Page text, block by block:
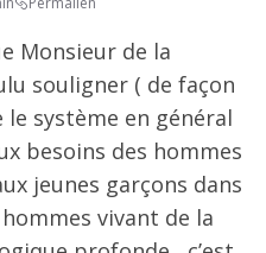
Monsieur de la
souligner ( de façon
système en général
besoins des hommes
jeunes garçons dans
vivant de la